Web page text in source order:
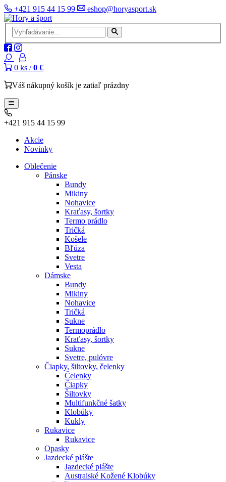
+421 915 44 15 99 eshop@horyasport.sk
0 ks / 0 €
Váš nákupný košík je zatiaľ prázdny
+421 915 44 15 99
Akcie
Novinky
Oblečenie
Pánske
Bundy
Mikiny
Nohavice
Kraťasy, šortky
Termo prádlo
Tričká
Košele
Bľúza
Svetre
Vesta
Dámske
Bundy
Mikiny
Nohavice
Tričká
Sukne
Termoprádlo
Kraťasy, šortky
Sukne
Svetre, pulóvre
Čiapky, šiltovky, čelenky
Čelenky
Čiapky
Šiltovky
Multifunkčné šatky
Klobúky
Kukly
Rukavice
Rukavice
Opasky
Jazdecké plášte
Jazdecké plášte
Australské Kožené Klobúky